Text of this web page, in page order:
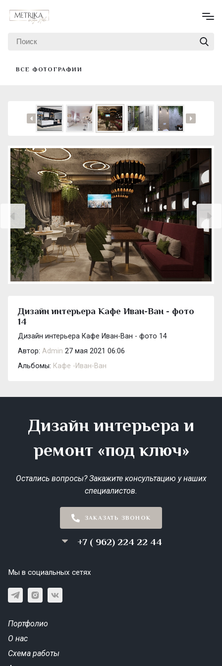
ВСЕ ФОТОГРАФИИ
Дизайн интерьера Кафе Иван-Ван - фото
14
Дизайн интерьера Кафе Иван-Ван - фото 14
Автор: Admin 27 мая 2021 06:06
Альбомы: Кафе -Иван-Ван
Дизайн интерьера и
ремонт «под ключ»
Остались вопросы? Закажите консультацию у наших
специалистов.
ЗАКАЗАТЬ ЗВОНОК
+7 ( 962) 224 22 44
Мы в социальных сетях
Портфолио
О нас
Схема работы